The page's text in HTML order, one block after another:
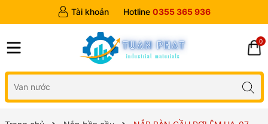
Tài khoản Hotline 0355 365 936
0